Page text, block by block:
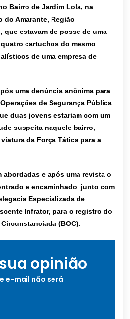
Bairro de Jardim Lola, na
do Amarante, Região
que estavam de posse de uma
cartuchos do mesmo
de uma empresa de
uma denúncia anônima para
de Segurança Pública
duas jovens estariam com um
suspeita naquele bairro,
da Força Tática para a
abordadas e após uma revista o
e encaminhado, junto com
Especializada de
Infrator, para o registro do
(BOC).
opinião
e-mail não será